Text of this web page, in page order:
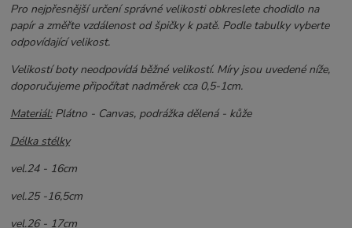
Pro nejpřesnější určení správné velikosti obkreslete chodidlo na
papír a změřte vzdálenost od špičky k patě. Podle tabulky vyberte
odpovídající velikost.
Velikostí boty neodpovídá běžné velikostí. Míry jsou uvedené níže,
doporučujeme připočítat nadměrek cca 0,5-1cm.
Materiál:Plátno - Canvas, podrážka dělená - kůže
Délka stélky
vel.24 - 16cm
vel.25 -16,5cm
vel.26 - 17cm